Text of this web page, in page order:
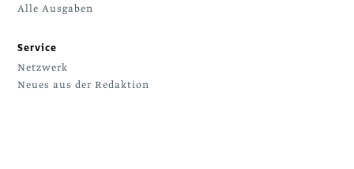
Alle Ausgaben
Service
Netzwerk
Neues aus der Redaktion